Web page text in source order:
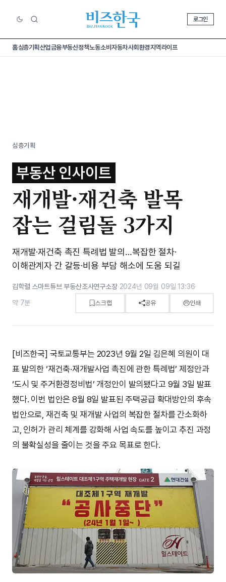
로그인
홈심층기획산업금융부동산정책노동소비 자동차사회환경지역라이프
심층기획
부동산 인사이트
재개발·재건축 발목
잡는 걸림돌 3가지
재개발·재건축 촉진 특례법 발의…복잡한 절차·
이해관계자 간 갈등·비용 부담 해소에 도움 되길
김학렬 스마트튜브 부동산조사연구소장·2024년 09월 09일 13:36·
약 7분 스크랩 공유 인쇄
[비즈한국] 국토교통부는 2023년 9월 2일 김은혜 의원이 대
표 발의한 ‘재건축·재개발사업 촉진에 관한 특례법’ 제정안과
‘도시 및 주거환경정비법’ 개정안이 발의됐다고 9월 3일 발표
했다. 이번 법안은 8월 8일 발표된 주택공급 확대방안의 후속
법안으로, 재건축 및 재개발 사업의 복잡한 절차를 간소화하
고, 인허가 관리 체계를 강화해 사업 속도를 높이고 추진 과정
의 불확실성을 줄이는 것을 주요 목표로 한다.